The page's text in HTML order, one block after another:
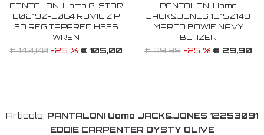
PANTALONI Uomo G-STAR
D02190-E064 ROVIC ZIP
3D REG TAPARED H336
WREN
€ 140,00 -25 % € 105,00
PANTALONI Uomo
JACK&JONES 12150148
MARCO BOWIE NAVY
BLAZER
€ 39,99-25 % € 29,90
Articolo: PANTALONI Uomo JACK&JONES 12253091
EDDIE CARPENTER DYSTY OLIVE